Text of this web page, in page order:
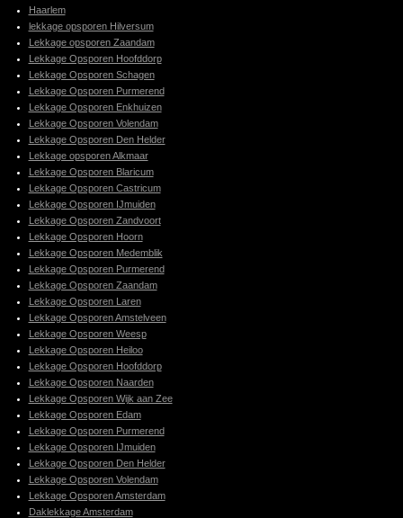
Haarlem
lekkage opsporen Hilversum
Lekkage opsporen Zaandam
Lekkage Opsporen Hoofddorp
Lekkage Opsporen Schagen
Lekkage Opsporen Purmerend
Lekkage Opsporen Enkhuizen
Lekkage Opsporen Volendam
Lekkage Opsporen Den Helder
Lekkage opsporen Alkmaar
Lekkage Opsporen Blaricum
Lekkage Opsporen Castricum
Lekkage Opsporen IJmuiden
Lekkage Opsporen Zandvoort
Lekkage Opsporen Hoorn
Lekkage Opsporen Medemblik
Lekkage Opsporen Purmerend
Lekkage Opsporen Zaandam
Lekkage Opsporen Laren
Lekkage Opsporen Amstelveen
Lekkage Opsporen Weesp
Lekkage Opsporen Heiloo
Lekkage Opsporen Hoofddorp
Lekkage Opsporen Naarden
Lekkage Opsporen Wijk aan Zee
Lekkage Opsporen Edam
Lekkage Opsporen Purmerend
Lekkage Opsporen IJmuiden
Lekkage Opsporen Den Helder
Lekkage Opsporen Volendam
Lekkage Opsporen Amsterdam
Daklekkage Amsterdam